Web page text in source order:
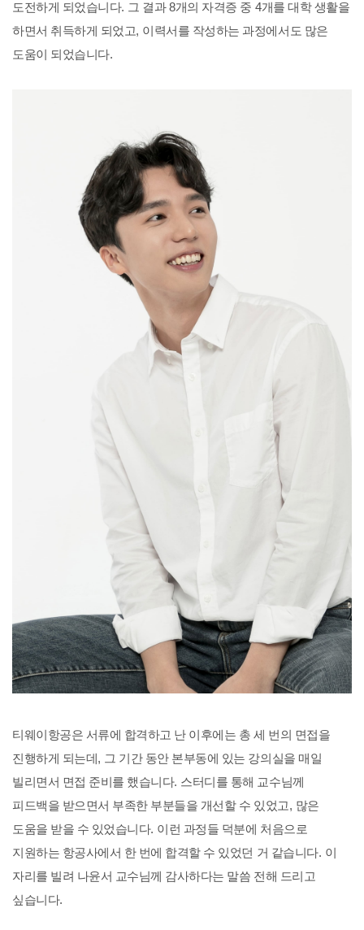
도전하게 되었습니다. 그 결과8개의 자격증 중 4개를 대학 생활을
하면서 취득하게 되었고, 이력서를 작성하는 과정에서도 많은
도움이 되었습니다.
티웨이항공은 서류에 합격하고 난 이후에는 총 세 번의 면접을
진행하게 되는데 , 그 기간 동안 본부동에 있는 강의실을 매일
빌리면서 면접 준비를 했습니다. 스터디를 통해 교수님께
피드백을 받으면서 부족한 부분들을 개선할 수 있었고, 많은
도움을 받을 수 있었습니다. 이런 과정들 덕분에 처음으로
지원하는 항공사에서 한 번에 합격할 수 있었던 거 같습니다. 이
자리를 빌려 나윤서 교수님께 감사하다는 말씀 전해 드리고
싶습니다.